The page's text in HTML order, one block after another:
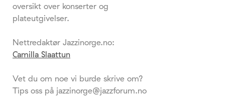
oversikt over konserter og
plateutgivelser.
Nettredaktør Jazzinorge.no:
Camilla Slaattun
Vet du om noe vi burde skrive om?
Tips oss på jazzinorge@jazzforum.no